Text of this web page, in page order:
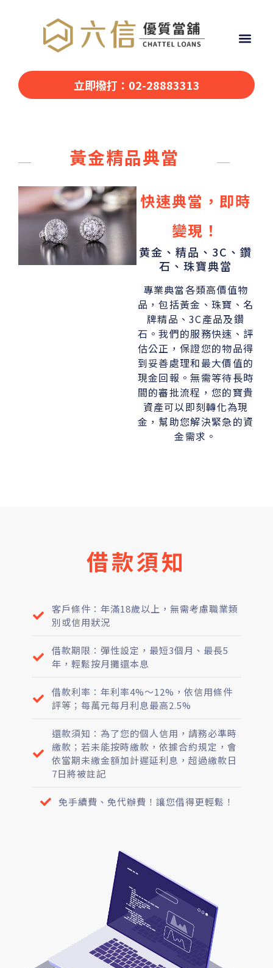
立即撥打：02-28883313
黃金精品典當
快速典當，即時
變現！
黄金、精品、3C、鑽
石、珠寶典當
專業典當各類高價值物
品，包括黃金、珠寶、名
牌精品、3C產品及鑽
石。我們的服務快速、評
估公正，保證您的物品得
到妥善處理和最大價值的
現金回報。無需等待長時
間的審批流程，您的寶貴
資產可以即刻轉化為現
金，幫助您解決緊急的資
金需求。
借款須知
客戶條件：年滿18歲以上，無需考慮職業類
別或信用狀況
借款期限：彈性設定，最短3個月、最長5
年，輕鬆按月攤還本息
借款利率：年利率4%～12%，依信用條件
評等；每萬元每月利息最高2.5%
還款須知：為了您的個人信用，請務必準時
繳款；若未能按時繳款，依據合約規定，會
依當期未繳金額加計遲延利息，超過繳款日
7日將被註記
免手續費、免代辦費！讓您借得更輕鬆！